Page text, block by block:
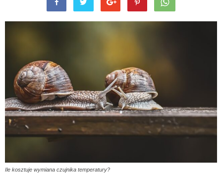
Ile kosztuje wymiana czujnika temperatury?